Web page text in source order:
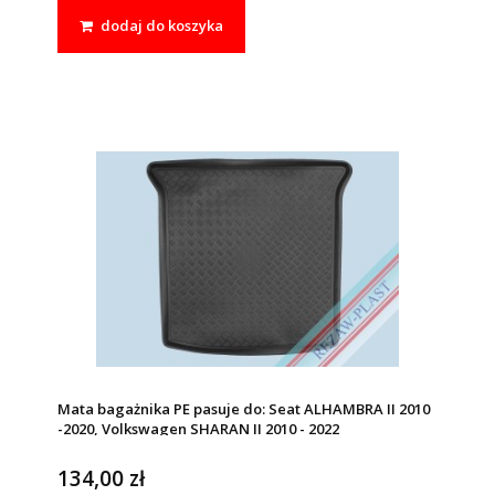
dodaj do koszyka
Mata bagażnika PE pasuje do: Seat ALHAMBRA II 2010
-2020, Volkswagen SHARAN II 2010 - 2022
134,00 zł